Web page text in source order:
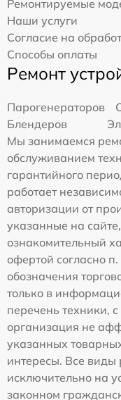
Ремонтируемые
Наши услуги
Согласие на
Способы оплаты
Ремонт
Парогенераторов
Блендеров
Мы занимаемся
обслуживанием
гарантийного
работает
авторизации от
указанные на
ознакомительный
офертой согласно
обозначения
только в
перечень техники,
организация не
указанных
интересы. Все виды
исключительно на
законном